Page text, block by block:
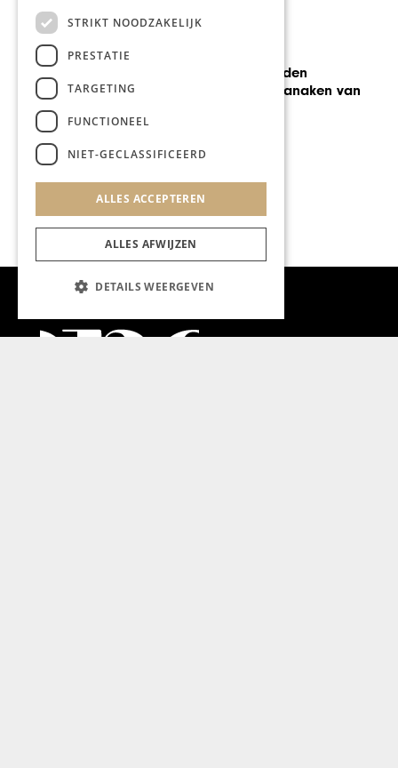
WK jonge paarden
Zangersheide Lanaken van
STRIKT NOODZAKELIJK
PRESTATIE
TARGETING
FUNCTIONEEL
NIET-GECLASSIFICEERD
ALLES ACCEPTEREN
ALLES AFWIJZEN
DETAILS WEERGEVEN